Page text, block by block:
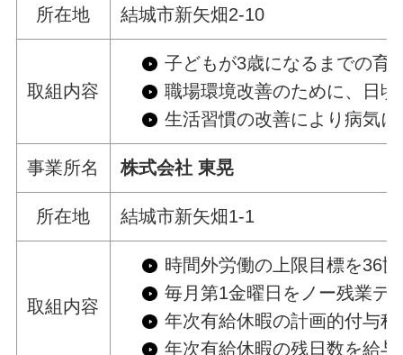
所在地 結城市新矢畑2-10
取組内容
子どもが3歳になるまでの育
職場環境改善のために、日
生活習慣の改善により病気
事業所名 株式会社 東晃
所在地 結城市新矢畑1-1
取組内容
時間外労働の上限目標を36
毎月第1金曜日をノー残業デ
年次有給休暇の計画的付与
年次有給休暇の残日数を給